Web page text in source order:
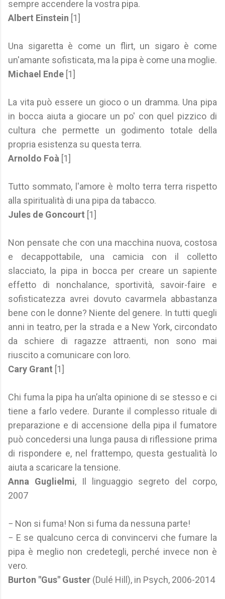
sempre accendere la vostra pipa.
Albert Einstein [1]
Una sigaretta è come un flirt, un sigaro è come
un'amante sofisticata, ma la pipa è come una moglie.
Michael Ende [1]
La vita può essere un gioco o un dramma. Una pipa
in bocca aiuta a giocare un po' con quel pizzico di
cultura che permette un godimento totale della
propria esistenza su questa terra.
Arnoldo Foà [1]
Tutto sommato, l'amore è molto terra terra rispetto
alla spiritualità di una pipa da tabacco.
Jules de Goncourt [1]
Non pensate che con una macchina nuova, costosa
e decappottabile, una camicia con il colletto
slacciato, la pipa in bocca per creare un sapiente
effetto di nonchalance, sportività, savoir-faire e
sofisticatezza avrei dovuto cavarmela abbastanza
bene con le donne? Niente del genere. In tutti quegli
anni in teatro, per la strada e a New York, circondato
da schiere di ragazze attraenti, non sono mai
riuscito a comunicare con loro.
Cary Grant [1]
Chi fuma la pipa ha un’alta opinione di se stesso e ci
tiene a farlo vedere. Durante il complesso rituale di
preparazione e di accensione della pipa il fumatore
può concedersi una lunga pausa di riflessione prima
di rispondere e, nel frattempo, questa gestualità lo
aiuta a scaricare la tensione.
Anna Guglielmi, Il linguaggio segreto del corpo,
2007
− Non si fuma! Non si fuma da nessuna parte!
− E se qualcuno cerca di convincervi che fumare la
pipa è meglio non credetegli, perché invece non è
vero.
Burton "Gus" Guster (Dulé Hill), in Psych, 2006-2014